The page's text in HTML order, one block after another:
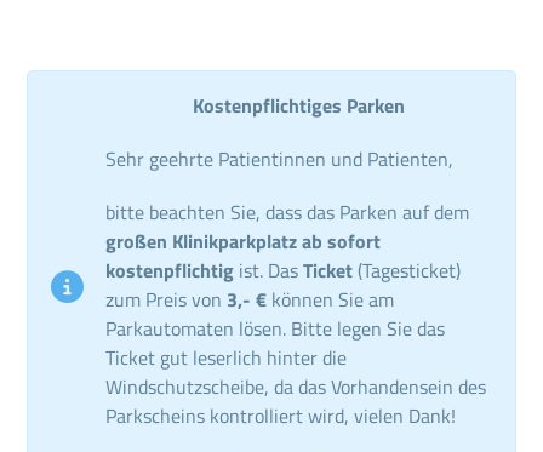
Kostenpflichtiges Parken
Sehr geehrte Patientinnen und Patienten,
bitte beachten Sie, dass das Parken auf dem
großen Klinikparkplatz ab sofort
kostenpflichtig ist. DasTicket (Tagesticket)
zum Preis von 3,- € können Sie am
Parkautomaten lösen. Bitte legen Sie das
Ticket gut leserlich hinter die
Windschutzscheibe, da das Vorhandensein des
Parkscheins kontrolliert wird, vielen Dank!